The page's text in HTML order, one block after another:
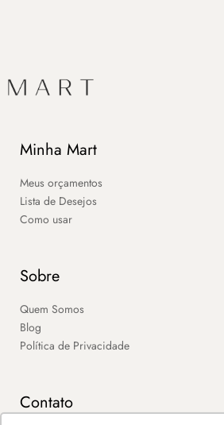
Minha Mart
Meus orçamentos
Lista de Desejos
Como usar
Sobre
Quem Somos
Blog
Política de Privacidade
Contato